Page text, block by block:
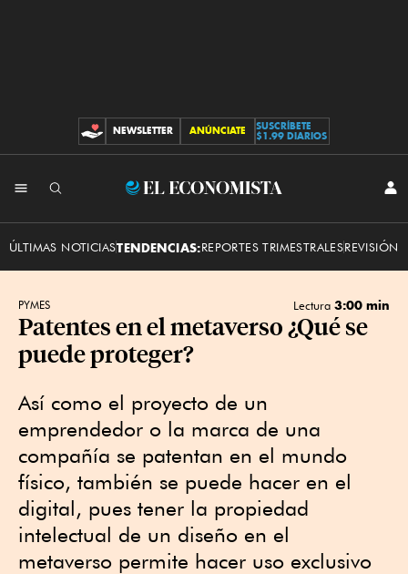
CONTRIBUCIONES
NEWSLETTER ANÚNCIATE
SUSCRÍBETE
$1.99 DIARIOS
El
ÚLTIMAS NOTICIASTENDENCIAS:REPORTES TRIMESTRALESREVISIÓN
PYMES Lectura 3:00 min
Patentes en el metaverso ¿Qué se
puede proteger?
Así como el proyecto de un
emprendedor o la marca de una
compañía se patentan en el mundo
físico, también se puede hacer en el
digital, pues tener la propiedad
intelectual de un diseño en el
metaverso permite hacer uso exclusivo